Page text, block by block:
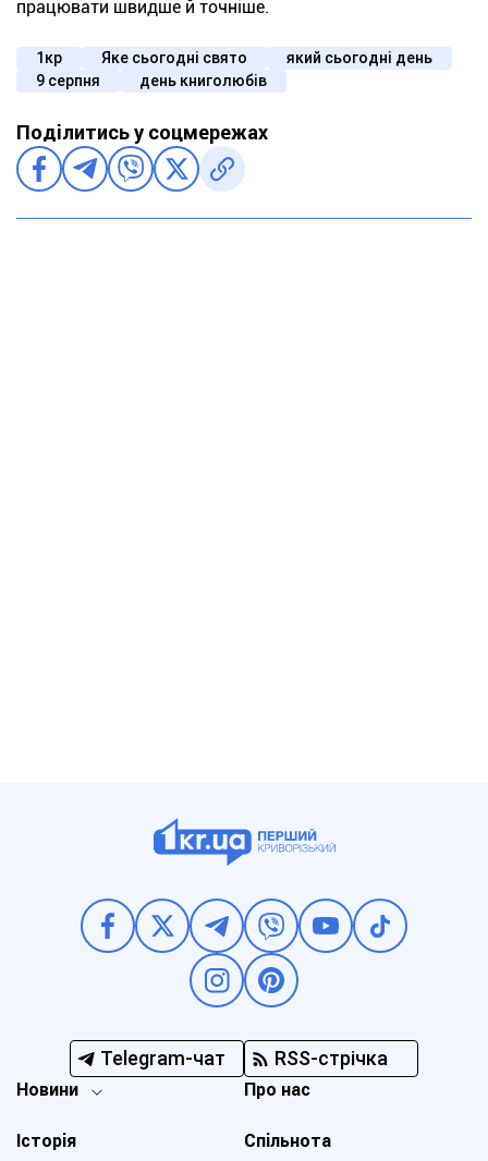
працювати швидше й точніше.
1кр Яке сьогодні свято
який сьогодні день
9 серпня
день книголюбів
Поділитись у соцмережах
Telegram-чат RSS-стрічка
Новини
Історія
Про нас
Спільнота